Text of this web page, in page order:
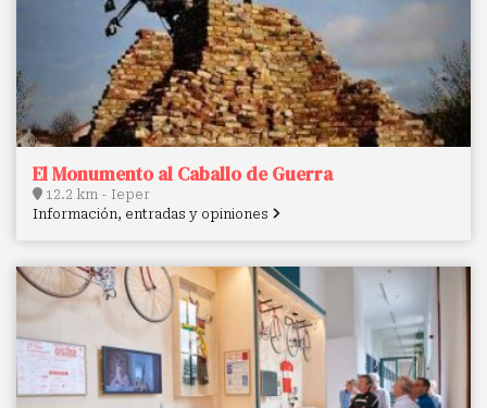
El Monumento al Caballo de Guerra
12.2 km - Ieper
Información, entradas y opiniones